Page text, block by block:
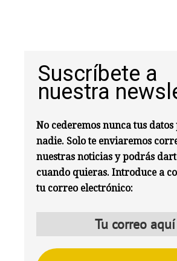
Suscríbete a
nuestra
No cederemos nunca tus datos
nadie. Solo te enviaremos
nuestras noticias y podrás
cuando quieras. Introduce a
tu correo electrónico: